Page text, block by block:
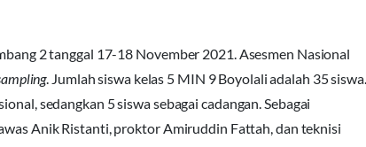
2 tanggal 17-18 November 2021. Asesmen Nasional
. Jumlah siswa kelas 5 MIN 9 Boyolali adalah 35 siswa.
sedangkan 5 siswa sebagai cadangan. Sebagai
Anik Ristanti, proktor Amiruddin Fattah, dan teknisi